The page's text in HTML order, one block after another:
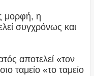
μορφή, η
συγχρόνως και
αποτελεί «τον
ταμείο «το ταμείο